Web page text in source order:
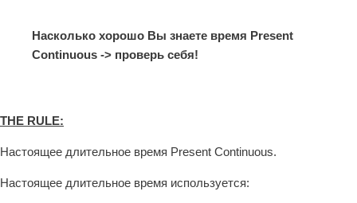
Насколько хорошо Вы знаете время Present
Continuous -> проверь себя!
THE RULE:
Настоящее длительное время Present Continuous.
Настоящее длительное время используется: